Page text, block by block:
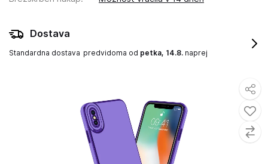
Dostava
Standardna dostava predvidoma od petka, 14.8. naprej